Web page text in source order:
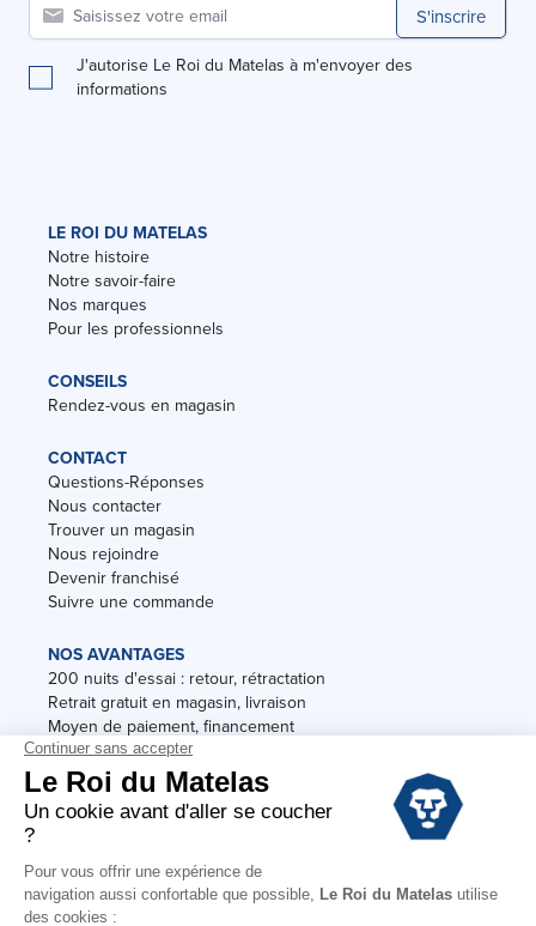
S'inscrire
J'autorise Le Roi du Matelas à m'envoyer des
informations
LE ROI DU MATELAS
Notre histoire
Notre savoir-faire
Nos marques
Pour les professionnels
CONSEILS
Rendez-vous en magasin
CONTACT
Questions-Réponses
Nous contacter
Trouver un magasin
Nous rejoindre
Devenir franchisé
Suivre une commande
NOS AVANTAGES
200 nuits d'essai : retour, rétractation
Retrait gratuit en magasin, livraison
Moyen de paiement, financement
Garantie
Destockage
Soldes